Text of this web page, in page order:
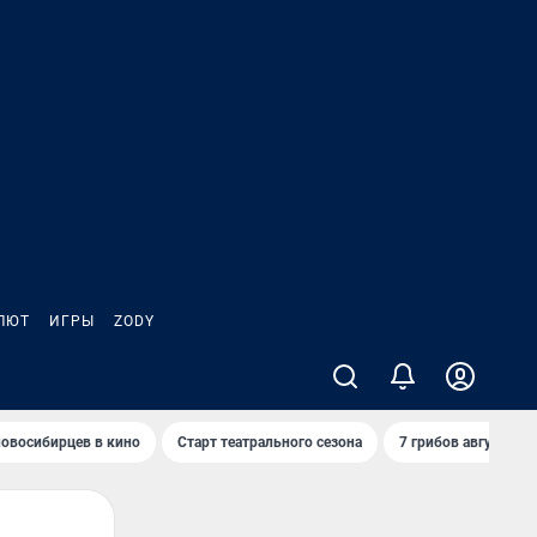
ИГРЫ ZODY
в кино Старт театрального сезона 7 грибов августа